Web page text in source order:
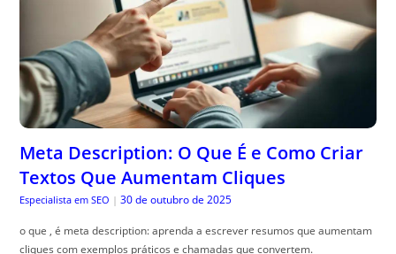
Meta Description: O Que É e Como Criar
Textos Que Aumentam Cliques
Especialista em SEO | 30 de outubro de 2025
o que , é meta description: aprenda a escrever resumos que aumentam
cliques com exemplos práticos e chamadas que convertem.